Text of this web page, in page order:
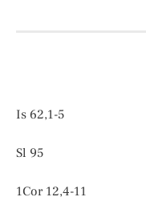
Is 62,1-5
Sl 95
1Cor 12,4-11